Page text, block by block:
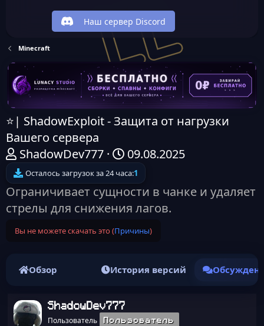
Наш сервер Discord
Minecraft
⭐| ShadowExploit - Защита от нагрузки
Вашего сервера
А
в
т
о
р
т
м
ShadowDev777
Д
а
т
а
а
а
09.08.2025
Осталось загрузок за 24 часа:1
Ограничивает сущности в чанке и удаляет
стрелы для снижения лагов.
Вы не можете скачать это (Причины)
Обзор История версий
ShadowDev777
Пользователь Пользователь